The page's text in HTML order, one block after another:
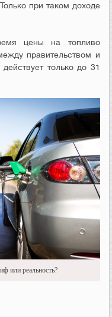
при таком доходе
цены на топливо
правительством и
только до 31
или реальность?